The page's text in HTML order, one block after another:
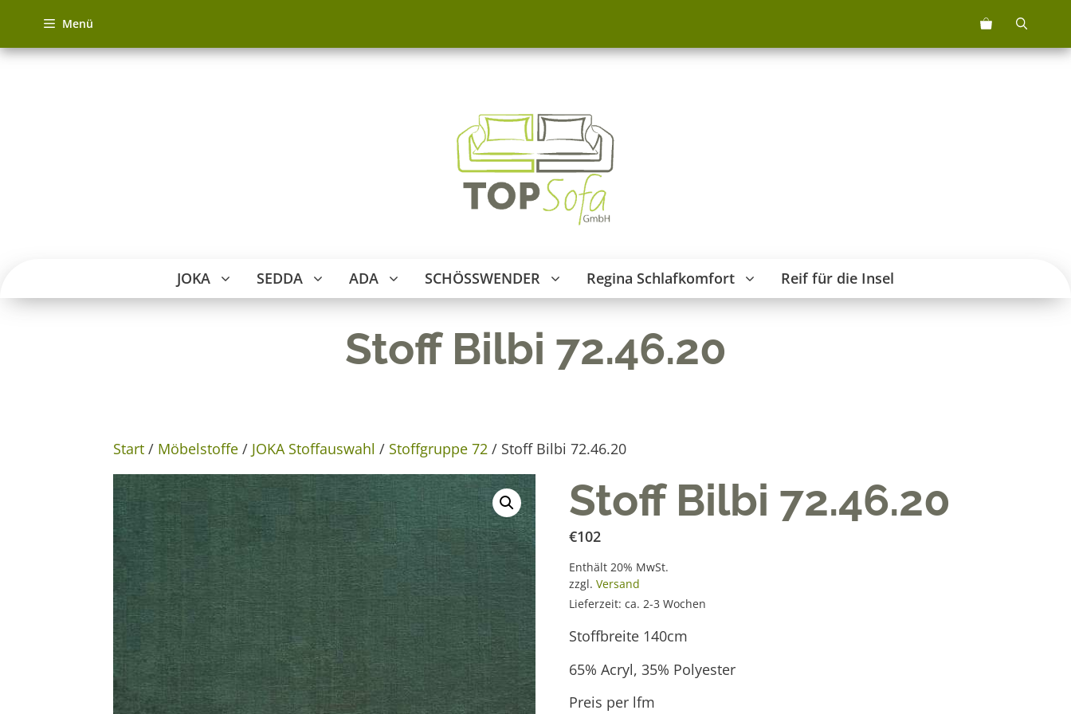
springen
Menü
JOKA SEDDA ADA SCHÖSSWENDER Regina Schlafkomfort Reif für die Insel
Stoff Bilbi 72.46.20
Start / Möbelstoffe / JOKA Stoffauswahl / Stoffgruppe 72 / Stoff Bilbi 72.46.20
Stoff Bilbi 72.46.20
€102
Enthält 20% MwSt.
zzgl.Versand
Lieferzeit: ca. 2-3 Wochen
Stoffbreite 140cm
65% Acryl, 35% Polyester
Preis per lfm